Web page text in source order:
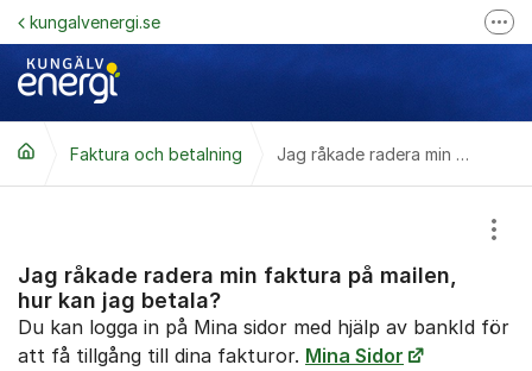
Hoppa till innehåll
kungalvenergi.se
Följ @kungalvenergi på Facebook
Faktura och betalning Jag råkade radera min faktura på mailen, hur kan jag betala?
Jag råkade radera min faktura på mailen,
hur kan jag betala?
Du kan logga in på Mina sidor med hjälp av bankId för
att få tillgång till dina fakturor. Mina Sidor